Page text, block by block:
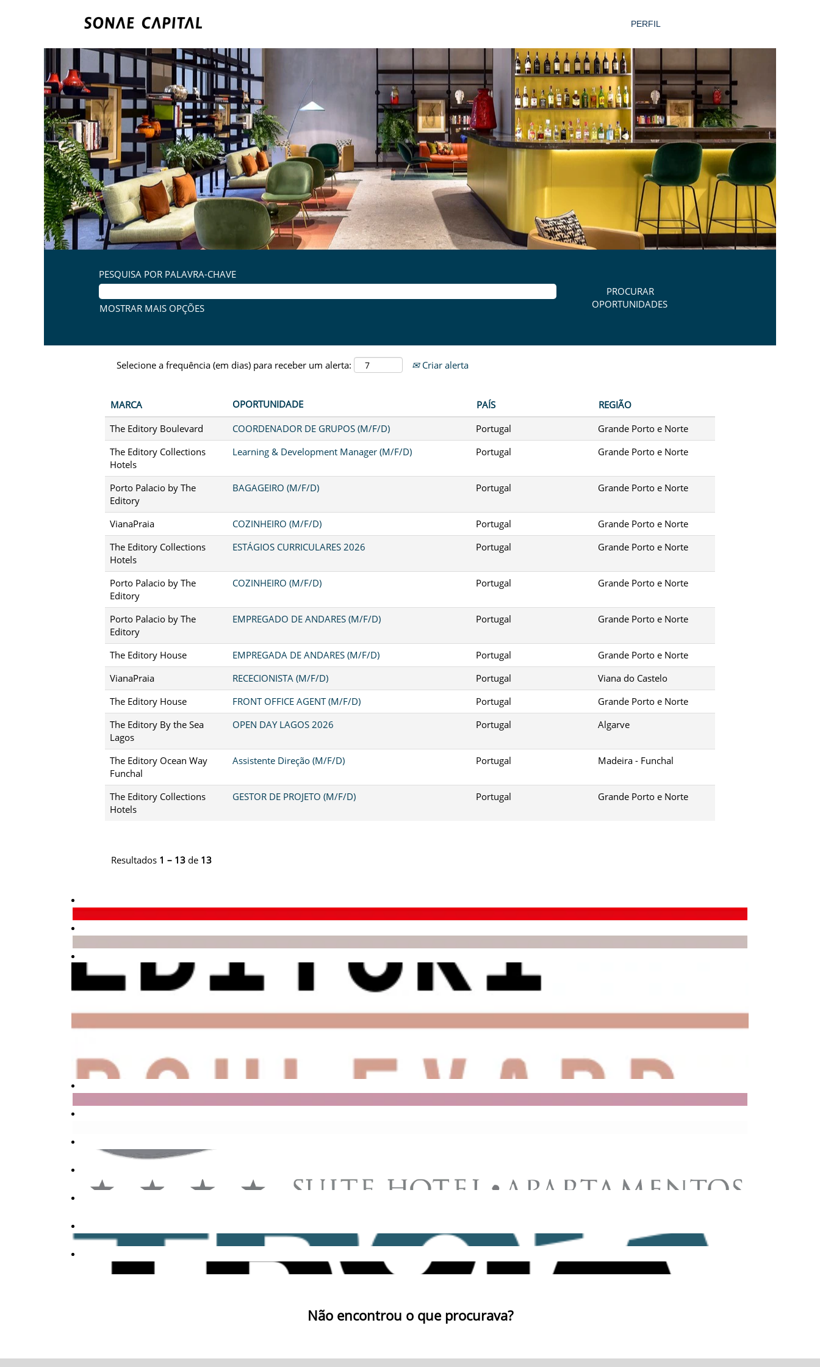
PERFIL
PESQUISA POR PALAVRA-CHAVE
MOSTRAR MAIS OPÇÕES
Selecione a frequência (em dias) para receber um alerta: Criar alerta
MARCA OPORTUNIDADE PAÍS
REGIÃO
The Editory Boulevard
COORDENADOR DE GRUPOS (M/F/D) Portugal
Grande Porto e Norte
The Editory Collections
Hotels
Learning & Development Manager (M/F/D) Portugal Grande Porto e Norte
Porto Palacio by The
Editory
BAGAGEIRO (M/F/D) Portugal Grande Porto e Norte
VianaPraia COZINHEIRO (M/F/D) Portugal
Grande Porto e Norte
The Editory Collections
Hotels
ESTÁGIOS CURRICULARES 2026 Portugal Grande Porto e Norte
Porto Palacio by The
Editory
COZINHEIRO (M/F/D) Portugal Grande Porto e Norte
Porto Palacio by The
Editory
EMPREGADO DE ANDARES (M/F/D) Portugal Grande Porto e Norte
The Editory House EMPREGADA DE ANDARES (M/F/D) Portugal
Grande Porto e Norte
VianaPraia
RECECIONISTA (M/F/D) Portugal
Viana do Castelo
The Editory House
FRONT OFFICE AGENT (M/F/D) Portugal
Grande Porto e Norte
The Editory By the Sea
Lagos
OPEN DAY LAGOS 2026 Portugal Algarve
The Editory Ocean Way
Funchal
Assistente Direção (M/F/D) Portugal Madeira - Funchal
The Editory Collections
Hotels
GESTOR DE PROJETO (M/F/D) Portugal Grande Porto e Norte
Resultados 1 – 13 de 13
Não encontrou o que procurava?